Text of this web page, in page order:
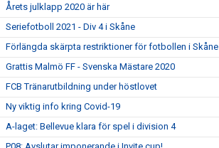
Årets julklapp 2020 är här
Seriefotboll 2021 - Div 4 i Skåne
Förlängda skärpta restriktioner för fotbollen i Skåne
Grattis Malmö FF - Svenska Mästare 2020
FCB Tränarutbildning under höstlovet
Ny viktig info kring Covid-19
A-laget: Bellevue klara för spel i division 4